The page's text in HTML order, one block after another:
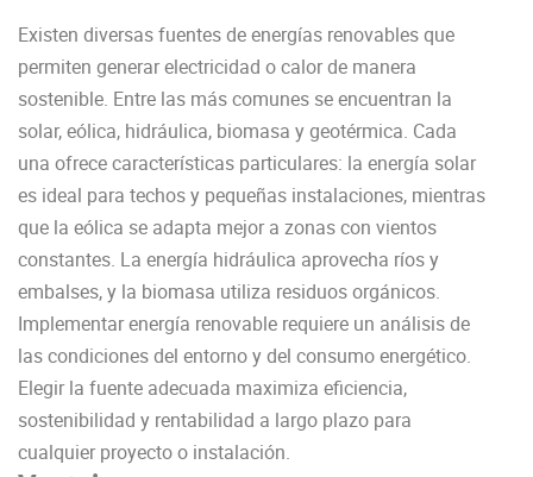
Existen diversas fuentes de energías renovables que
permiten generar electricidad o calor de manera
sostenible. Entre las más comunes se encuentran la
solar, eólica, hidráulica, biomasa y geotérmica. Cada
una ofrece características particulares: la energía solar
es ideal para techos y pequeñas instalaciones, mientras
que la eólica se adapta mejor a zonas con vientos
constantes. La energía hidráulica aprovecha ríos y
embalses, y la biomasa utiliza residuos orgánicos.
Implementar energía renovable requiere un análisis de
las condiciones del entorno y del consumo energético.
Elegir la fuente adecuada maximiza eficiencia,
sostenibilidad y rentabilidad a largo plazo para
cualquier proyecto o instalación.